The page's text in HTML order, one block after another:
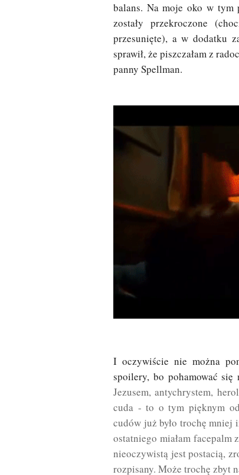
balans. Na moje oko w tym
zostały przekroczone
przesunięte), a w dodatku
sprawił, że piszczałam z
panny Spellman.
I oczywiście nie można
spoilery, bo pohamować
Jezusem, antychrystem,
cuda - to o tym pięknym
cudów już było trochę mniej
ostatniego miałam facepalm
nieoczywistą jest postacią,
rozpisany. Może trochę zbyt